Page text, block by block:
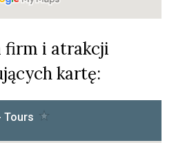
firm i atrakcji
kartę: